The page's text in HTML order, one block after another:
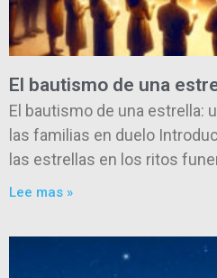
El bautismo de una
El bautismo de una estrella:
las familias en duelo
las estrellas en los ritos
Lee mas »